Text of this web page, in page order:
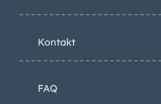
Kontakt
FAQ